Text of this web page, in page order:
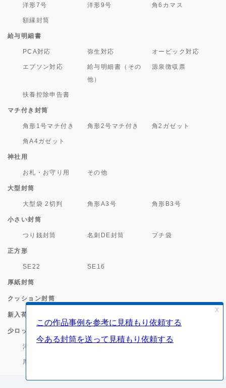
洋形7号 洋形9号 角6カマス
額縁封筒
給与明細書
PCA対応 弥生対応 オービック対応
エプソン対応
給与明細書（その
他）
源泉徴収票
扶養控除申告書
マチ付き封筒
角形1号マチ付き 角形2号マチ付き 角2ガゼット
角A4ガゼット
神社用
お札・お守り用 その他
大型封筒
大型袋 2切判 角形A3号 角形B3号
小さい封筒
つり銭封筒 名刺DE封筒 プチ袋
正方形
SE22 SE16
厚紙封筒
クッション封筒
新入荷
少ロット印刷対応封筒
洋0
厚紙封筒(小ロット)